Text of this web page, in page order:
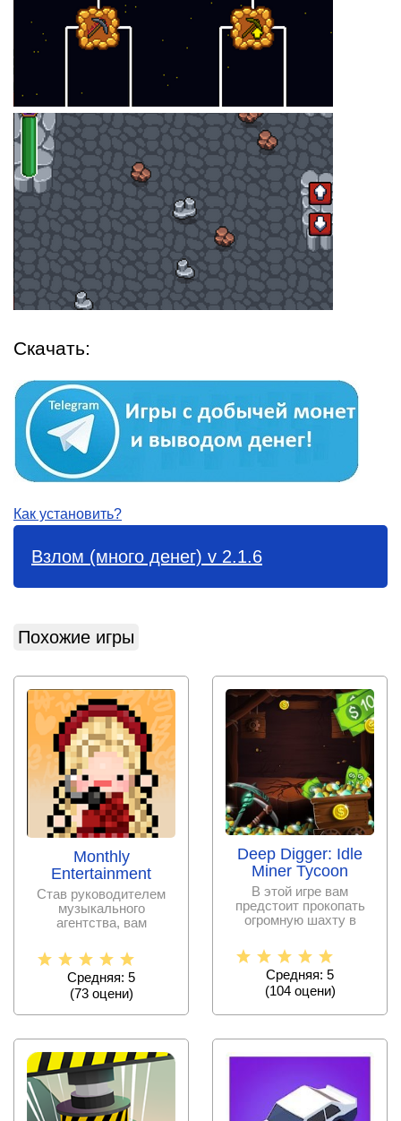
Скачать:
Как установить?
Взлом (много денег) v 2.1.6
Похожие игры
Monthly
Entertainment
Став руководителем
музыкального
агентства, вам
решать множество
Средняя: 5
(73оцени)
Deep Digger: Idle
Miner Tycoon
В этой игре вам
предстоит прокопать
огромную шахту в
ископаемых и
Средняя: 5
(104оцени)